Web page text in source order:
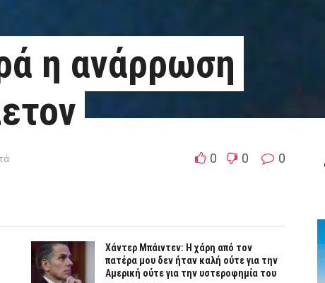
η ανάρρωση
0 0 0
Χάντερ Μπάιντεν: Η χάρη από τον
πατέρα μου δεν ήταν καλή ούτε για την
Αμερική ούτε για την υστεροφημία του